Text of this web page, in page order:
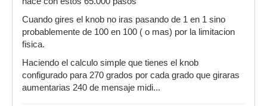
Cuando gires el knob no iras pasando de 1 en 1 sino
probablemente de 100 en 100 ( o mas) por la limitacion
fisica.
Haciendo el calculo simple que tienes el knob
configurado para 270 grados por cada grado que giraras
aumentarias 240 de mensaje midi...